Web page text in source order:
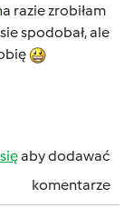
razie zrobiłam
spodobał, ale
aby dodawać
komentarze